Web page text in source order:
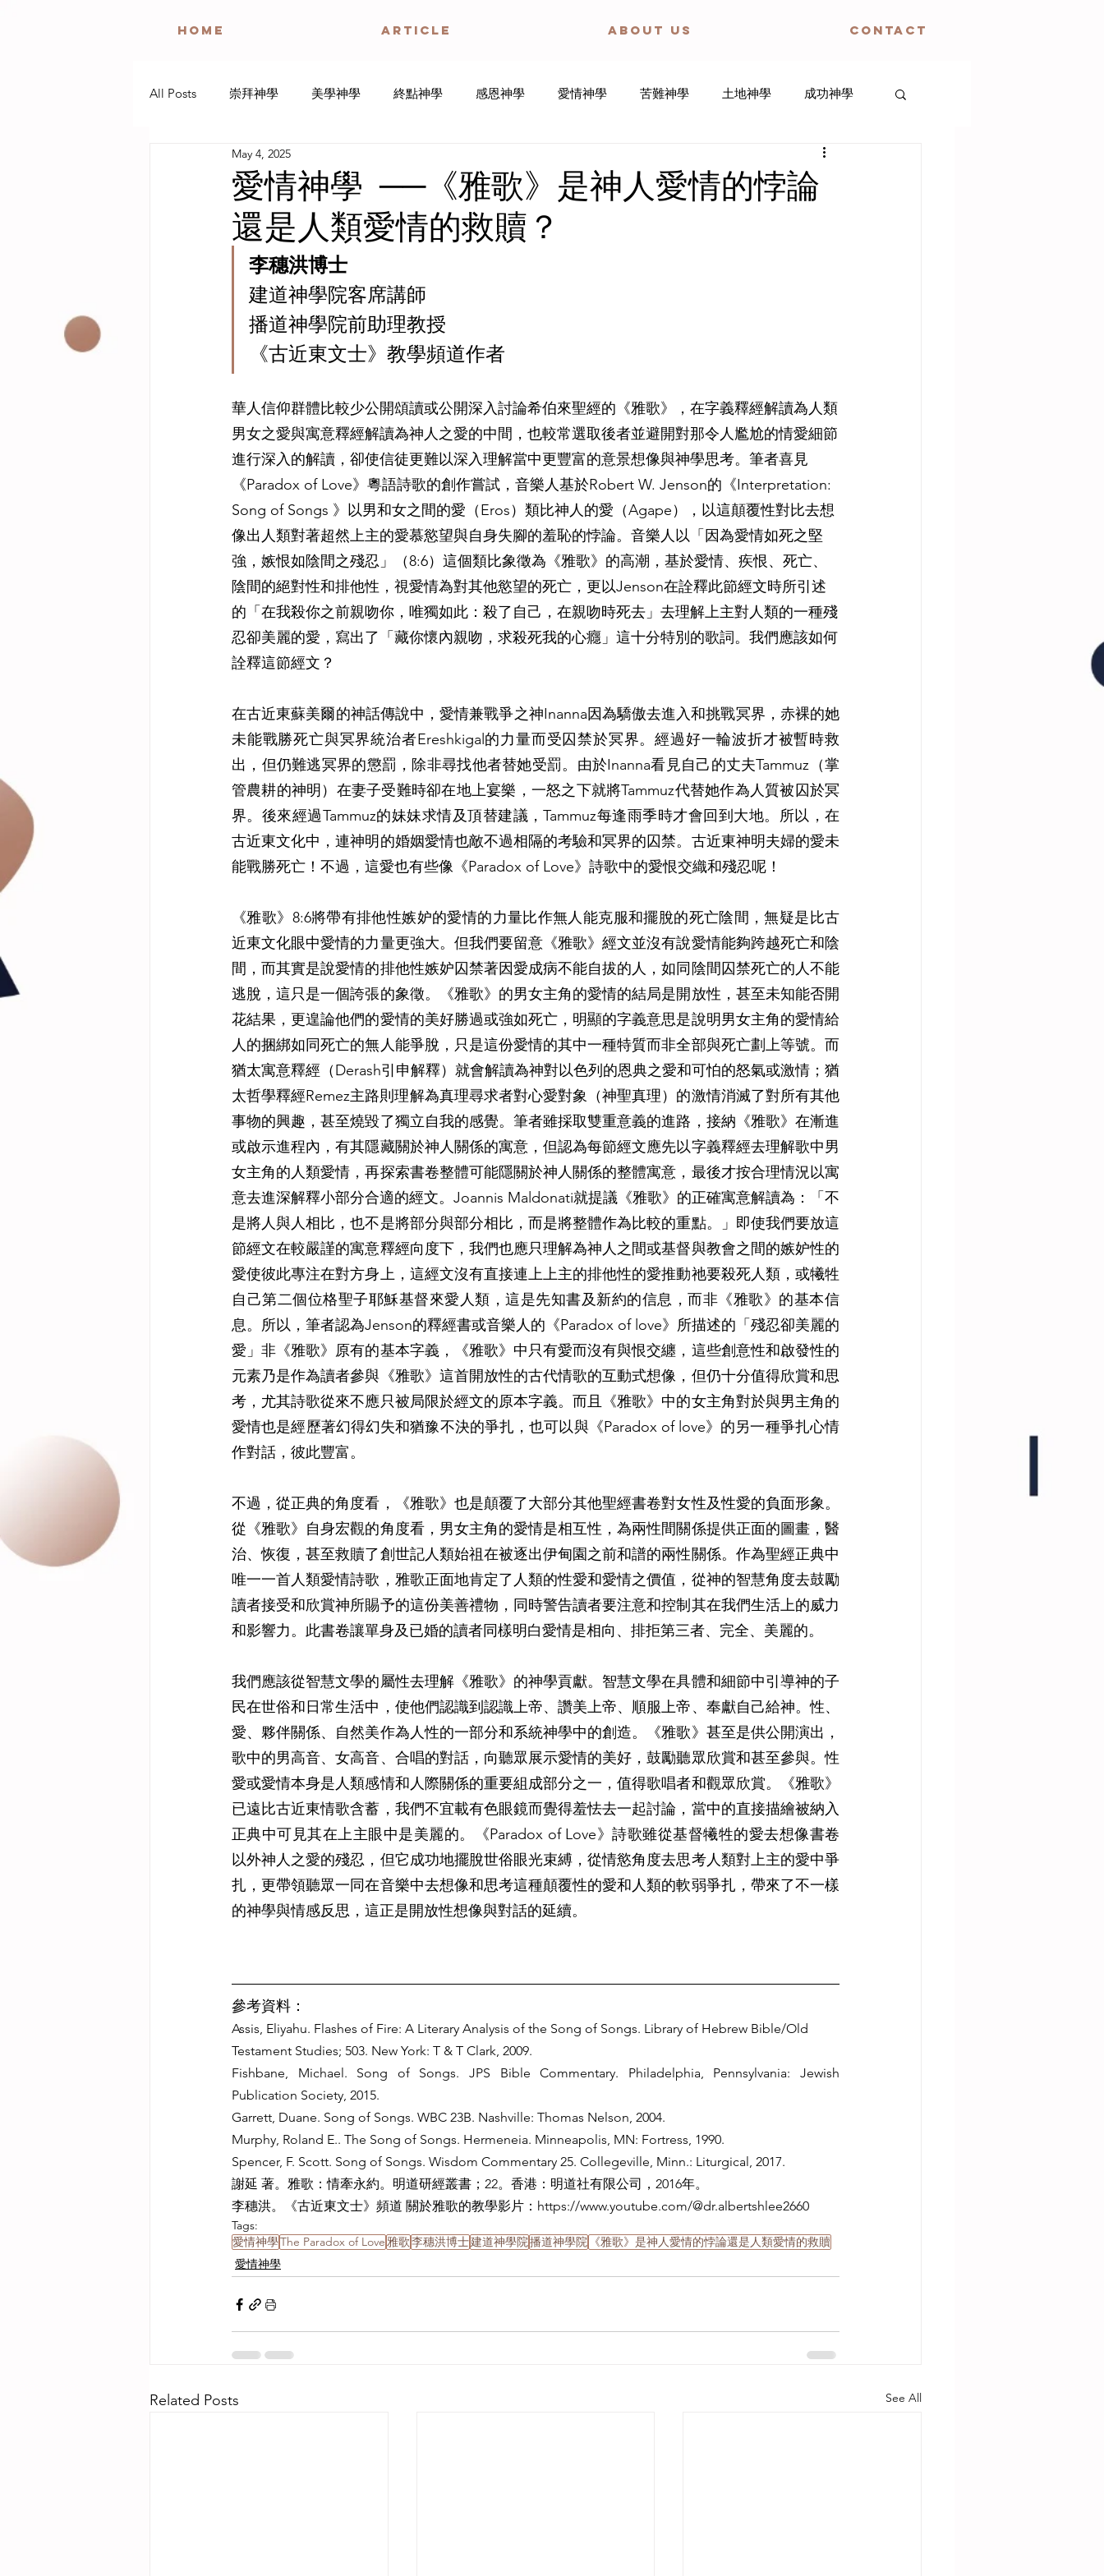
HOME ARTICLE ABOUT US CONTACT
All Posts 崇拜神學 美學神學 終點神學 感恩神學 愛情神學 苦難神學 土地神學 成功神學
聖餐神學
咒詛詩神學 靈修神學 寧靜禱文 盼望神學 傷健神學
愛情神學 ──《雅歌》是神人愛情的悖論
還是人類愛情的救贖？
May 4, 2025
李穗洪博士
建道神學院客席講師
播道神學院前助理教授
《古近東文士》教學頻道作者
華人信仰群體比較少公開頌讀或公開深入討論希伯來聖經的《雅歌》，在字義釋經解讀為人類
男女之愛與寓意釋經解讀為神人之愛的中間，也較常選取後者並避開對那令人尷尬的情愛細節
進行深入的解讀，卻使信徒更難以深入理解當中更豐富的意景想像與神學思考。筆者喜見
《Paradox of Love》粵語詩歌的創作嘗試，音樂人基於Robert W. Jenson的《Interpretation:
Song of Songs 》以男和女之間的愛（Eros）類比神人的愛（Agape），以這顛覆性對比去想
像出人類對著超然上主的愛慕慾望與自身失腳的羞恥的悖論。音樂人以「因為愛情如死之堅
強，嫉恨如陰間之殘忍」（8:6）這個類比象徵為《雅歌》的高潮，基於愛情、疾恨、死亡、
陰間的絕對性和排他性，視愛情為對其他慾望的死亡，更以Jenson在詮釋此節經文時所引述
的「在我殺你之前親吻你，唯獨如此：殺了自己，在親吻時死去」去理解上主對人類的一種殘
忍卻美麗的愛，寫出了「藏你懷內親吻，求殺死我的心癮」這十分特別的歌詞。我們應該如何
詮釋這節經文？
在古近東蘇美爾的神話傳說中，愛情兼戰爭之神Inanna因為驕傲去進入和挑戰冥界，赤裸的她
未能戰勝死亡與冥界統治者Ereshkigal的力量而受囚禁於冥界。經過好一輪波折才被暫時救
出，但仍難逃冥界的懲罰，除非尋找他者替她受罰。由於Inanna看見自己的丈夫Tammuz（掌
管農耕的神明）在妻子受難時卻在地上宴樂，一怒之下就將Tammuz代替她作為人質被囚於冥
界。後來經過Tammuz的妹妹求情及頂替建議，Tammuz每逢雨季時才會回到大地。所以，在
古近東文化中，連神明的婚姻愛情也敵不過相隔的考驗和冥界的囚禁。古近東神明夫婦的愛未
能戰勝死亡！不過，這愛也有些像《Paradox of Love》詩歌中的愛恨交織和殘忍呢！
《雅歌》8:6將帶有排他性嫉妒的愛情的力量比作無人能克服和擺脫的死亡陰間，無疑是比古
近東文化眼中愛情的力量更強大。但我們要留意《雅歌》經文並沒有說愛情能夠跨越死亡和陰
間，而其實是說愛情的排他性嫉妒囚禁著因愛成病不能自拔的人，如同陰間囚禁死亡的人不能
逃脫，這只是一個誇張的象徵。《雅歌》的男女主角的愛情的結局是開放性，甚至未知能否開
花結果，更遑論他們的愛情的美好勝過或強如死亡，明顯的字義意思是說明男女主角的愛情給
人的捆綁如同死亡的無人能爭脫，只是這份愛情的其中一種特質而非全部與死亡劃上等號。而
猶太寓意釋經（Derash引申解釋）就會解讀為神對以色列的恩典之愛和可怕的怒氣或激情；猶
太哲學釋經Remez主路則理解為真理尋求者對心愛對象（神聖真理）的激情消滅了對所有其他
事物的興趣，甚至燒毀了獨立自我的感覺。筆者雖採取雙重意義的進路，接納《雅歌》在漸進
或啟示進程內，有其隱藏關於神人關係的寓意，但認為每節經文應先以字義釋經去理解歌中男
女主角的人類愛情，再探索書卷整體可能隱關於神人關係的整體寓意，最後才按合理情況以寓
意去進深解釋小部分合適的經文。Joannis Maldonati就提議《雅歌》的正確寓意解讀為：「不
是將人與人相比，也不是將部分與部分相比，而是將整體作為比較的重點。」即使我們要放這
節經文在較嚴謹的寓意釋經向度下，我們也應只理解為神人之間或基督與教會之間的嫉妒性的
愛使彼此專注在對方身上，這經文沒有直接連上上主的排他性的愛推動祂要殺死人類，或犧牲
自己第二個位格聖子耶穌基督來愛人類，這是先知書及新約的信息，而非《雅歌》的基本信
息。所以，筆者認為Jenson的釋經書或音樂人的《Paradox of love》所描述的「殘忍卻美麗的
愛」非《雅歌》原有的基本字義，《雅歌》中只有愛而沒有與恨交纏，這些創意性和啟發性的
元素乃是作為讀者參與《雅歌》這首開放性的古代情歌的互動式想像，但仍十分值得欣賞和思
考，尤其詩歌從來不應只被局限於經文的原本字義。而且《雅歌》中的女主角對於與男主角的
愛情也是經歷著幻得幻失和猶豫不決的爭扎，也可以與《Paradox of love》的另一種爭扎心情
作對話，彼此豐富。
不過，從正典的角度看，《雅歌》也是顛覆了大部分其他聖經書卷對女性及性愛的負面形象。
從《雅歌》自身宏觀的角度看，男女主角的愛情是相互性，為兩性間關係提供正面的圖畫，醫
治、恢復，甚至救贖了創世記人類始祖在被逐出伊甸園之前和譜的兩性關係。作為聖經正典中
唯一一首人類愛情詩歌，雅歌正面地肯定了人類的性愛和愛情之價值，從神的智慧角度去鼓勵
讀者接受和欣賞神所賜予的這份美善禮物，同時警告讀者要注意和控制其在我們生活上的威力
和影響力。此書卷讓單身及已婚的讀者同樣明白愛情是相向、排拒第三者、完全、美麗的。
我們應該從智慧文學的屬性去理解《雅歌》的神學貢獻。智慧文學在具體和細節中引導神的子
民在世俗和日常生活中，使他們認識到認識上帝、讚美上帝、順服上帝、奉獻自己給神。性、
愛、夥伴關係、自然美作為人性的一部分和系統神學中的創造。《雅歌》甚至是供公開演出，
歌中的男高音、女高音、合唱的對話，向聽眾展示愛情的美好，鼓勵聽眾欣賞和甚至參與。性
愛或愛情本身是人類感情和人際關係的重要組成部分之一，值得歌唱者和觀眾欣賞。《雅歌》
已遠比古近東情歌含蓄，我們不宜載有色眼鏡而覺得羞怯去一起討論，當中的直接描繪被納入
正典中可見其在上主眼中是美麗的。《Paradox of Love》詩歌雖從基督犧牲的愛去想像書卷
以外神人之愛的殘忍，但它成功地擺脫世俗眼光束縛，從情慾角度去思考人類對上主的愛中爭
扎，更帶領聽眾一同在音樂中去想像和思考這種顛覆性的愛和人類的軟弱爭扎，帶來了不一樣
的神學與情感反思，這正是開放性想像與對話的延續。
參考資料：
Assis, Eliyahu. Flashes of Fire: A Literary Analysis of the Song of Songs. Library of Hebrew Bible/Old
Testament Studies; 503. New York: T & T Clark, 2009.
Fishbane, Michael. Song of Songs. JPS Bible Commentary. Philadelphia, Pennsylvania: Jewish
Publication Society, 2015.
Garrett, Duane. Song of Songs. WBC 23B. Nashville: Thomas Nelson, 2004.
Murphy, Roland E.. The Song of Songs. Hermeneia. Minneapolis, MN: Fortress, 1990.
Spencer, F. Scott. Song of Songs. Wisdom Commentary 25. Collegeville, Minn.: Liturgical, 2017.
謝延 著。雅歌：情牽永約。明道研經叢書；22。香港：明道社有限公司，2016年。
李穗洪。《古近東文士》頻道 關於雅歌的教學影片： https://www.youtube.com/@dr.albertshlee2660
Tags:
愛情神學The Paradox of Love雅歌李穗洪博士建道神學院播道神學院 《雅歌》是神人愛情的悖論還是人類愛情的救贖
愛情神學
Related Posts See All